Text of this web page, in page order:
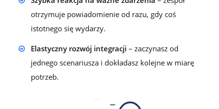
otrzymuje powiadomienie od razu, gdy coś
istotnego się wydarzy.
Elastyczny rozwój integracji – zaczynasz od
jednego scenariusza i dokładasz kolejne w miarę
potrzeb.